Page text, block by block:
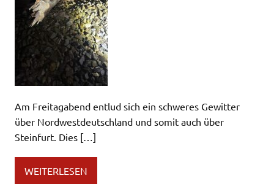
Am Freitagabend entlud sich ein schweres Gewitter
über Nordwestdeutschland und somit auch über
Steinfurt. Dies […]
WEITERLESEN